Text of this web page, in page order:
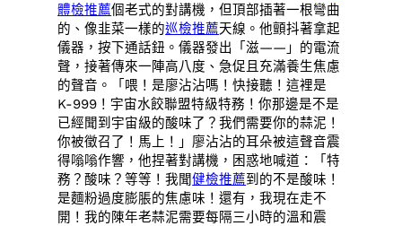
體檢推薦個老式的對講機，但頂部插著一根彎曲
的、像韭菜一樣的巡檢推薦天線。他顫抖著拿起
儀器，按下通話鈕。儀器發出「滋——」的電流
聲，接著傳來一陣高八度、急促且充滿養生焦慮
的聲音。「喂！是廖沾沾嗎！快接聽！這裡是
K-999！宇宙水餃聯盟特級特務！你那邊是不是
已經聞到宇宙級的酸味了？我們需要你的蒜泥！
你被徵召了！馬上！」廖沾沾的耳朵被這聲音震
得嗡嗡作響，他捏著對講機，困惑地喊道：「特
務？酸味？等等！我聞健檢推薦到的不是酸味！
是麵粉過度膨脹的焦慮味！還有，我現在走不
開！我的陳年老蒜泥需要每隔三小時的溫和震